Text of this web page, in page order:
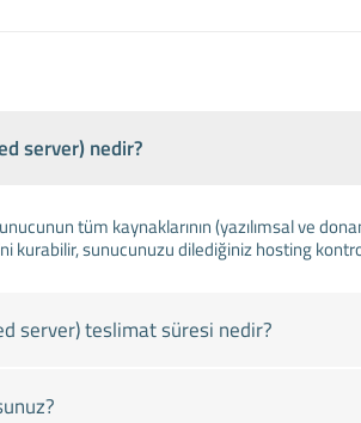
server) nedir?
tüm kaynaklarının (yazılımsal ve
kurabilir, sunucunuzu dilediğiniz hosting
server) teslimat süresi nedir?